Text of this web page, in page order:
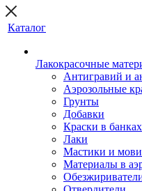
Каталог
Лакокрасочные
Антигравий и
Аэрозольные
Грунты
Добавки
Краски в банках
Лаки
Мастики и
Материалы в